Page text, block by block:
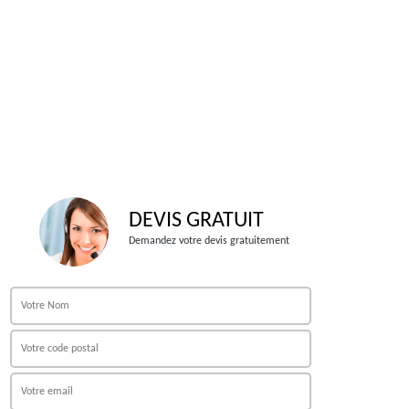
DEVIS GRATUIT
Demandez votre devis gratuitement